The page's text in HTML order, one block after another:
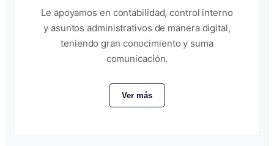
Le apoyamos en contabilidad, control interno
y asuntos administrativos de manera digital,
teniendo gran conocimiento y suma
comunicación.
Ver más